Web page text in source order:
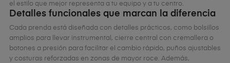
el estilo que mejor representa a tu equipo y a tu centro.
Detalles funcionales que marcan la diferencia
Cada prenda está diseñada con detalles prácticos, como bolsillos
amplios para llevar instrumental, cierre central con cremallera o
botones a presión para facilitar el cambio rápido, puños ajustables
y costuras reforzadas en zonas de mayor roce. Además,